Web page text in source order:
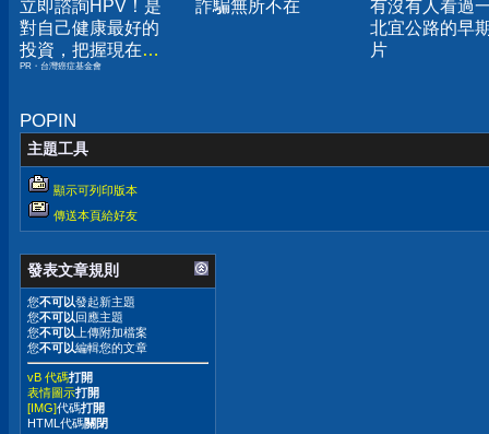
立即諮詢HPV！是
對自己健康最好的
投資，把握現在不
嫌晚！
PR・台灣癌症基金會
詐騙無所不在
有沒有人看過
北宜公路的早
片
POPIN
主題工具
顯示可列印版本
傳送本頁給好友
發表文章規則
您不可以發起新主題
您不可以回應主題
您不可以 上傳附加檔案
您不可以編輯您的文章
vB 代碼打開
表情圖示打開
[IMG]代碼打開
HTML代碼關閉